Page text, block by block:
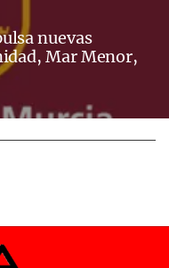
nuevas
Mar Menor,